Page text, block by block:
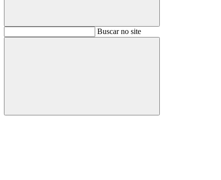
BuscarBuscar no site
Buscar